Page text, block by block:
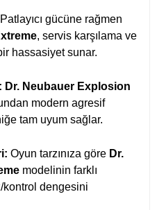
Patlayıcı gücüne rağmen
, servis karşılama ve
hassasiyet sunar.
Dr. Neubauer Explosion
modern agresif
tam uyum sağlar.
Oyun tarzınıza göre Dr.
modelinin farklı
kontrol dengesini